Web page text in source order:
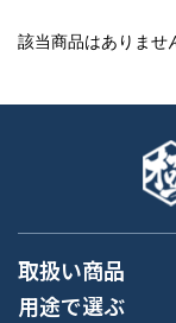
該当商品はありませ
取扱い商品
用途で選ぶ